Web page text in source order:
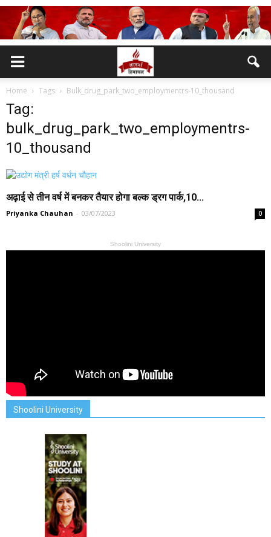
Home Tags Bulk_drug_park_two_employmentrs-10_thousand
Tag:
bulk_drug_park_two_employmentrs-
10_thousand
अढ़ाई से तीन वर्ष में बनकर तैयार होगा बल्क ड्रग पार्क,10...
Priyanka Chauhan - 03/07/2023 0
Shoolini University
Shoolini University